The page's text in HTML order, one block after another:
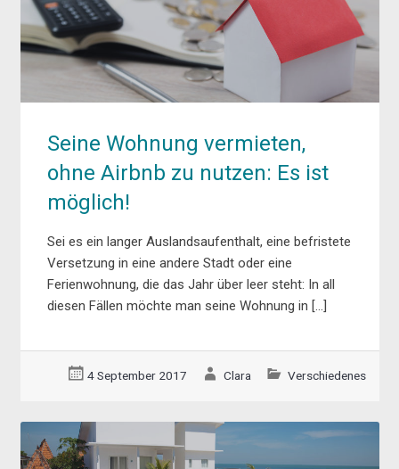
Seine Wohnung vermieten,
ohne Airbnb zu nutzen: Es ist
möglich!
Sei es ein langer Auslandsaufenthalt, eine befristete
Versetzung in eine andere Stadt oder eine
Ferienwohnung, die das Jahr über leer steht: In all
diesen Fällen möchte man seine Wohnung in […]
4 September 2017 Clara Verschiedenes